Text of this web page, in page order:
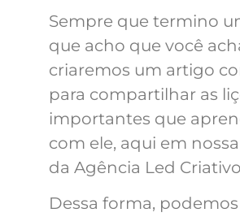
Sempre que termino
que acho que você
criaremos um artigo
para compartilhar as
importantes que
com ele, aqui em
da Agência Led
Dessa forma, podemos